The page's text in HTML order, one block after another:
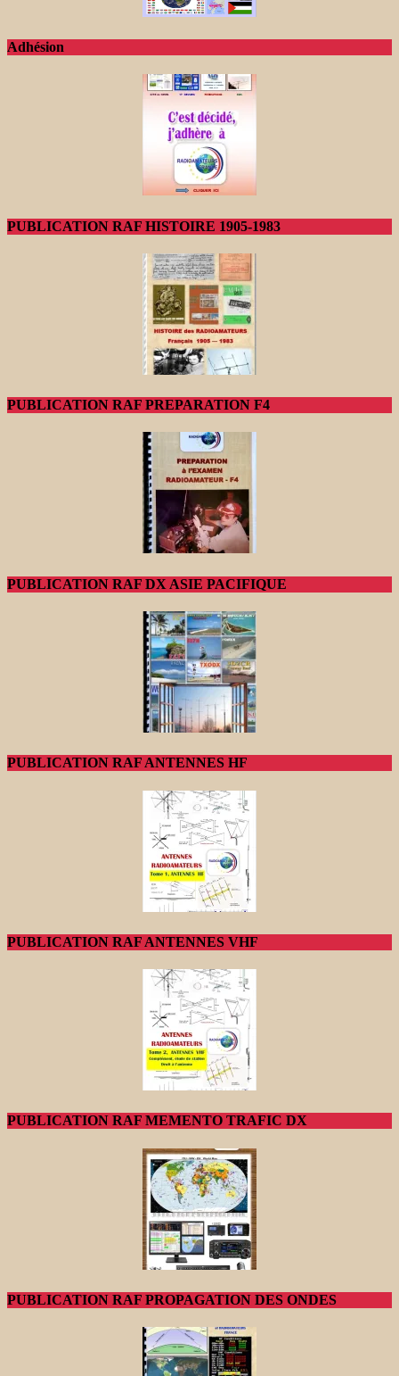
Adhésion
PUBLICATION RAF HISTOIRE 1905-1983
PUBLICATION RAF PREPARATION F4
PUBLICATION RAF DX ASIE PACIFIQUE
PUBLICATION RAF ANTENNES HF
PUBLICATION RAF ANTENNES VHF
PUBLICATION RAF MEMENTO TRAFIC DX
PUBLICATION RAF PROPAGATION DES ONDES